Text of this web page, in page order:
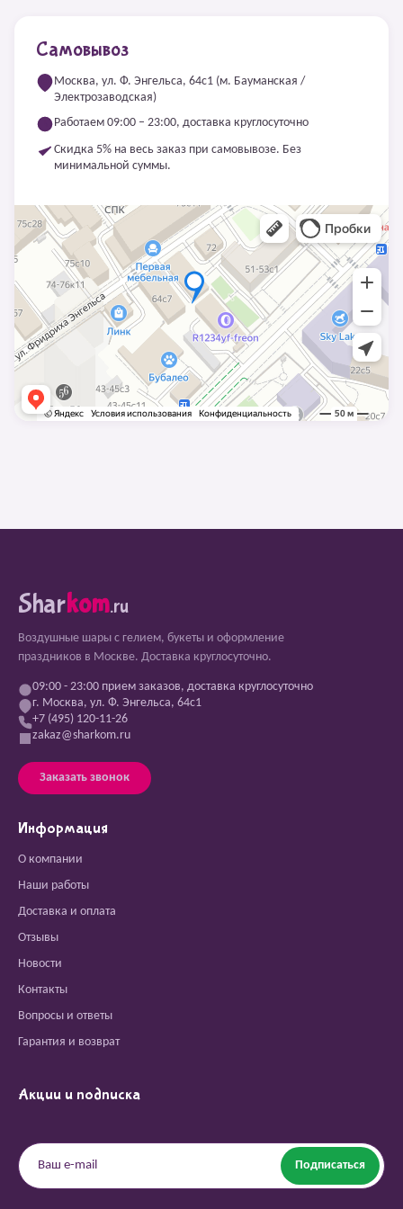
Самовывоз
Москва, ул. Ф. Энгельса, 64с1 (м. Бауманская /
Электрозаводская)
Работаем 09:00 – 23:00, доставка круглосуточно
Скидка 5% на весь заказ при самовывозе. Без
минимальной суммы.
Sharkom.ru
Воздушные шары с гелием, букеты и оформление
праздников в Москве. Доставка круглосуточно.
09:00 - 23:00 прием заказов, доставка круглосуточно
г. Москва, ул. Ф. Энгельса, 64с1
+7 (495) 120-11-26
zakaz@sharkom.ru
Заказать звонок
Информация
О компании
Наши работы
Доставка и оплата
Отзывы
Новости
Контакты
Вопросы и ответы
Гарантия и возврат
Акции и подписка
Подписаться